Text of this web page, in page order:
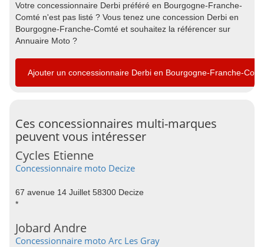
Votre concessionnaire Derbi préféré en Bourgogne-Franche-
Comté n'est pas listé ? Vous tenez une concession Derbi en
Bourgogne-Franche-Comté et souhaitez la référencer sur
Annuaire Moto ?
Ajouter un concessionnaire Derbi en Bourgogne-Franche-
Ces concessionnaires multi-marques
peuvent vous intéresser
Cycles Etienne
Concessionnaire moto Decize
67 avenue 14 Juillet 58300 Decize
*
Jobard Andre
Concessionnaire moto Arc Les Gray